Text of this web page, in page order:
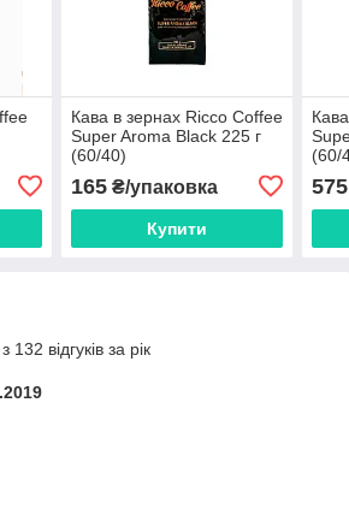
Кава в зернах Ricco Coffee
Super Aroma Black 225 г
(60/40)
165₴/упаковка
Купити
(60/
575
відгуків за рік